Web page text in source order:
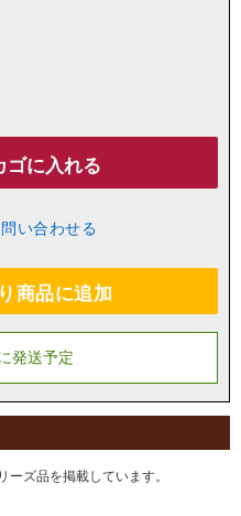
ゴに入れる
い合わせる
商品に追加
ズ品を掲載しています。